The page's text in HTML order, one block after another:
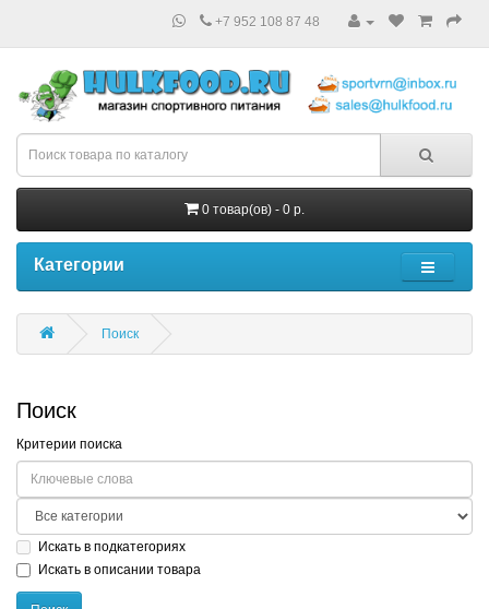
+7 952 108 87 48
0 товар(ов) - 0 р.
Категории
Поиск
Поиск
Критерии поиска
Искать в подкатегориях
Искать в описании товара